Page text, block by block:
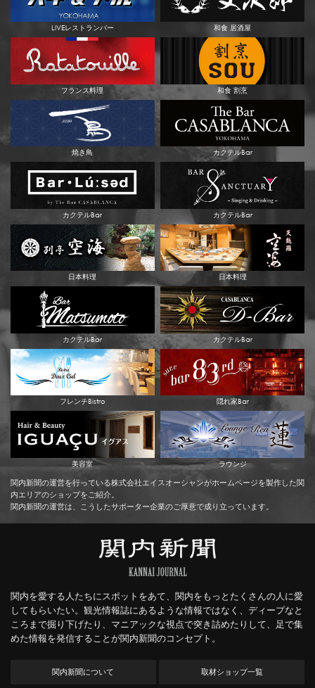
LIVEレストランバー 和食 居酒屋
フランス料理 和食 割烹
焼き鳥 カクテルBar
カクテルBar カクテルBar
日本料理 日本料理
カクテルBar カクテルBar
フレンチBistro 隠れ家Bar
美容室 ラウンジ
関内新聞の運営を行っている株式会社エイスオーシャンがホームページを製作した関
内エリアのショップをご紹介。
関内新聞の運営は、こうしたサポーター企業のご厚意で成り立っています。
関内を愛する人たちにスポットをあて、関内をもっとたくさんの人に愛
してもらいたい。観光情報誌にあるような情報ではなく、ディープなと
ころまで掘り下げたり、マニアックな視点で突き詰めたりして、足で集
めた情報を発信することが関内新聞のコンセプト。
関内新聞について 取材ショップ一覧